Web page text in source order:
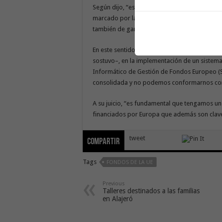
Según dijo, “esa cifra demuestra la
marcado por las secuelas de la pandemia y
también de garantizar su uso correcto”.
En este sentido, hizo hincapié en el
sostuvo–, en la implementación de un
Informático de Gestión de Fondos Europeo
consolidada y no podemos conformarnos
A su juicio, “es fundamental que tengamos
financiados por Europa que además son
Compartir tweet
Tags FONDOS DE LA UE
Previous
Talleres destinados a las familias
en Alajeró